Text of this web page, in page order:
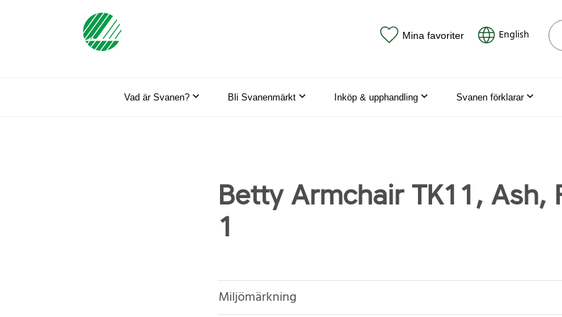
Mina favoriter English
Vad är Svanen? Bli Svanenmärkt Inköp & upphandling Svanen förklarar
Betty Armchair TK11, Ash,
1
Miljömärkning